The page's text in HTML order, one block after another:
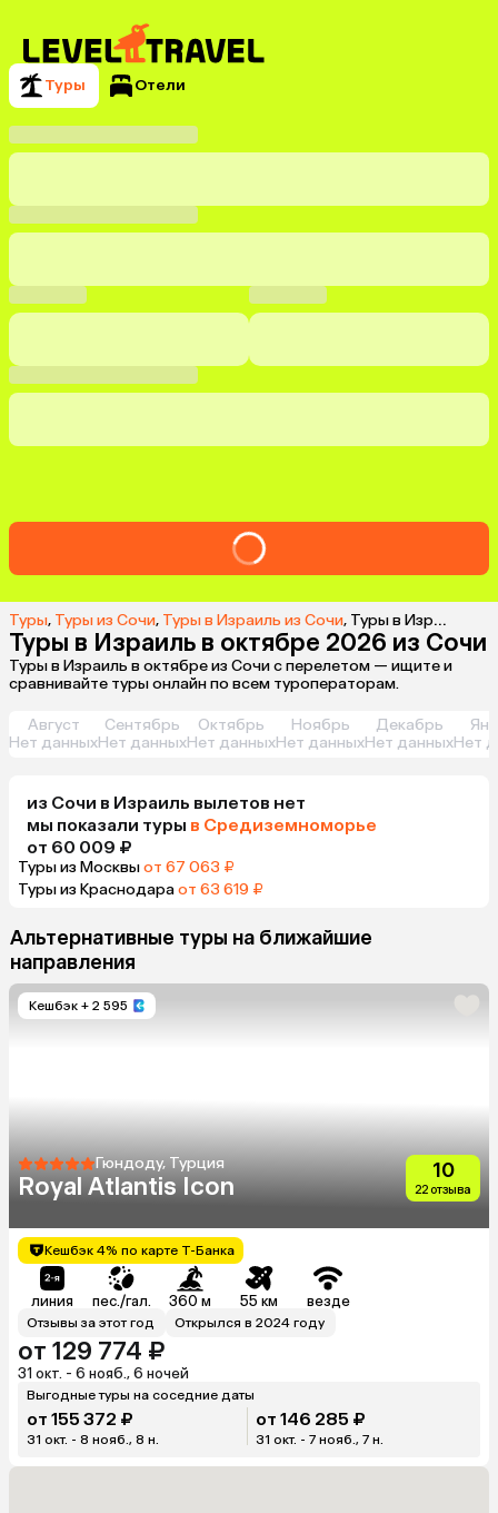
Туры Отели
Туры, Туры из Сочи, Туры в Израиль из Сочи, Туры в Израиль в октябре 2026 из Сочи
Туры в Израиль в октябре 2026 из Сочи
Туры в Израиль в октябре из Сочи с перелетом — ищите и
сравнивайте туры онлайн по всем туроператорам.
Август
Нет данных
Сентябрь
Нет данных
Октябрь
Нет данных
Ноябрь
Нет данных
Декабрь
Нет данныхНет
из Сочи в Израиль вылетов нет
мы показали туры в Средиземноморье
от 60 009 ₽
Туры из Москвыот 67 063 ₽
Туры из Краснодараот 63 619 ₽
Альтернативные туры на ближайшие
направления
Кешбэк + 2 595
Гюндоду, Турция
Royal Atlantis Icon
10
22 отзыва
Кешбэк 4% по карте Т-Банка
линия пес./гал. 360 м 55 км везде
Отзывы за этот год Открылся в 2024 году
от 129 774 ₽
31 окт. - 6 нояб., 6 ночей
Выгодные туры на соседние даты
от 155 372 ₽
31 окт. - 8 нояб., 8 н.
от 146 285 ₽
31 окт. - 7 нояб., 7 н.